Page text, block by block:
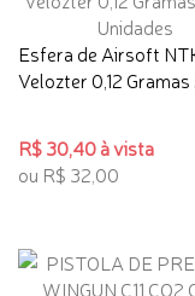
Esfera de Airsoft
Velozter 0,12
R$ 30,40 à vista
ou R$ 32,00